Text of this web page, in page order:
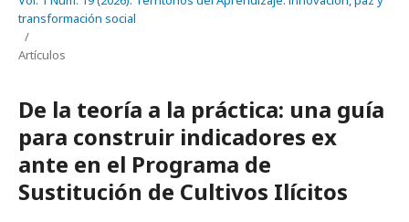
transformación social
/
Artículos
De la teoría a la práctica: una guía
para construir indicadores ex
ante en el Programa de
Sustitución de Cultivos Ilícitos